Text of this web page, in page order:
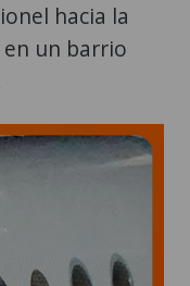
hacia la
un barrio